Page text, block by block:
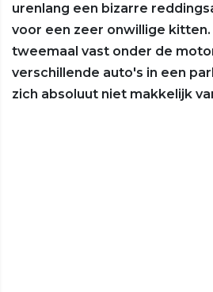
urenlang een bizarre
voor een zeer onwillige
tweemaal vast onder de
verschillende auto's in een
zich absoluut niet makkelijk